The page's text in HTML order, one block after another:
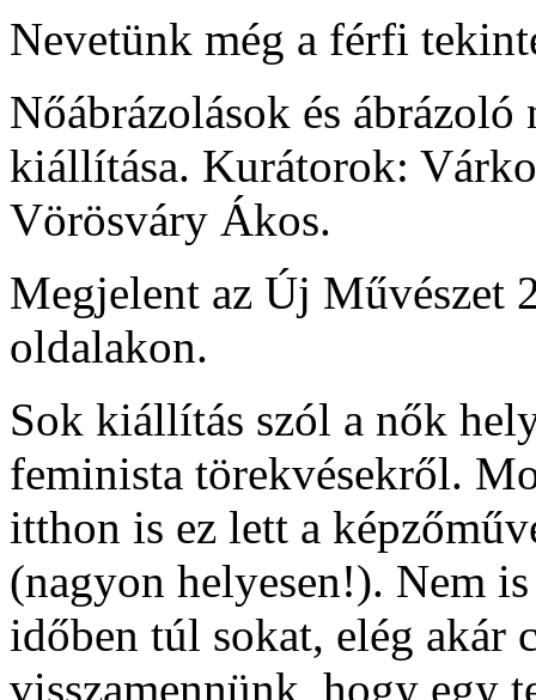
Nevetünk még a férfi
Nőábrázolások és
kiállítása. Kurátorok:
Vörösváry Ákos.
Megjelent az Új Művészet
oldalakon.
Sok kiállítás szól a nők
feminista törekvésekről.
itthon is ez lett a
(nagyon helyesen!). Nem
időben túl sokat, elég akár
visszamennünk, hogy egy